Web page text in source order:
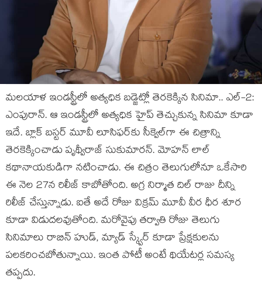
మ‌ల‌యాళ ఇండ‌స్ట్రీలో అత్య‌ధిక బ‌డ్జెట్లో తెర‌కెక్కిన సినిమా.. ఎల్‌-2:
ఎంపురాన్. ఆ ఇండ‌స్ట్రీలో అత్య‌ధిక హైప్ తెచ్చుకున్న సినిమా కూడా
ఇదే. బ్లాక్ బ‌స్ట‌ర్ మూవీ లూసిఫ‌ర్‌కు సీక్వెల్‌గా ఈ చిత్రాన్ని
తెర‌కెక్కించాడు పృథ్వీరాజ్ సుకుమార‌న్. మోహ‌న్ లాల్
క‌థానాయ‌కుడిగా న‌టించాడు. ఈ చిత్రం తెలుగులోనూ ఒకేసారి
ఈ నెల 27న రిలీజ్ కాబోతోంది. అగ్ర నిర్మాత దిల్ రాజు దీన్ని
రిలీజ్ చేస్తున్నాడు. ఐతే అదే రోజు విక్ర‌మ్ మూవీ వీర ధీర శూర
కూడా విడుద‌ల‌వుతోంది. మ‌రోవైపు త‌ర్వాతి రోజు తెలుగు
సినిమాలు రాబిన్ హుడ్, మ్యాడ్ స్క్వేర్ కూడా ప్రేక్ష‌కుల‌ను
ప‌ల‌క‌రించ‌బోతున్నాయి. ఇంత పోటీ అంటే థియేట‌ర్ల స‌మ‌స్య
త‌ప్ప‌దు.